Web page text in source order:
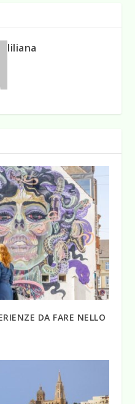
liliana
DA FARE NELLO